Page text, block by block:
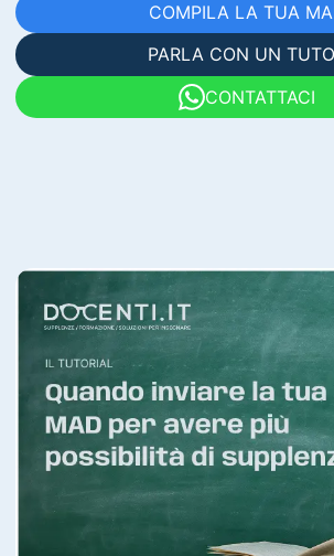
COMPILA LA TUA
PARLA CON UN
CONTATTACI